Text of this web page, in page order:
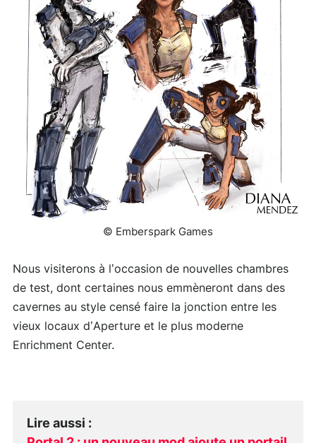
© Emberspark Games
Nous visiterons à l’occasion de nouvelles chambres
de test, dont certaines nous emmèneront dans des
cavernes au style censé faire la jonction entre les
vieux locaux d’Aperture et le plus moderne
Enrichment Center.
Lire aussi :